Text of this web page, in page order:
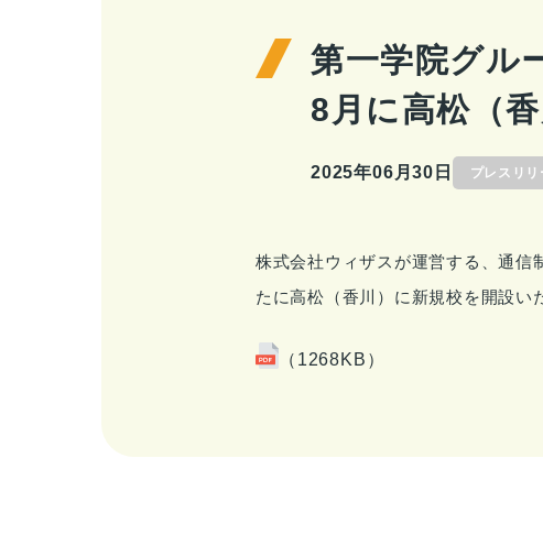
第一学院グル
8月に高松（
2025年06月30日 プレスリリ
株式会社ウィザスが運営する、通信
たに高松（香川）に新規校を開設い
（1268KB）